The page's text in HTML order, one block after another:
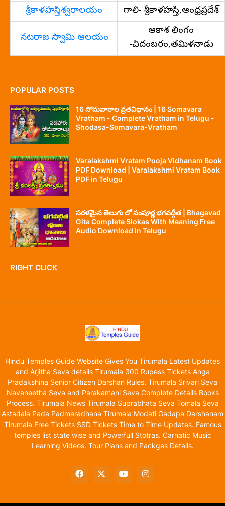
శ్రీకాళహస్తిశ్వరాలయం
గాలి- శ్రీకాళహస్తి,ఆంధ్రప్రదేశ్
నటరాజ స్వామి ఆలయం
ఆకాశ లింగం
-చిదంబరం,తమిళనాడు
POPULAR POSTS
16 సోమవారాల వ్రతవిధానం | 16 Somavara
Vratham - Complete Vratham in Telugu -
Shodasa-Somavara-Vratham
Varalakshmi Vratam Pooja Vidhanam Book
PDF Download | Varalakshmi Vratam Book
PDF in Telugu
సరళమైన తెలుగు లో సంపూర్ణ భగవద్గీత | Bhagavad
Gita Complete Slokas With Meaning Free
Audio Download in Telugu
RIGHT CLICK
Hindu Temples Guide Website Gives You Tirumala Latest Updates
and Arjitha Seva details Tirumala 300 Rupess Tickets Anga
Pradakshina Senior Citizen Darshan Rules, Tirumala Srivari Seva
Navaneetha Seva and Parakamani Seva Complete Details Books
Process. Tirumala News Tirumala Suprabhata Seva Tomala Seva
Astadala Pada Padmaradhana Tirumala Modati Gadapa Darshanam
Tirumala Free Tickets SSD Tickets Time to Time Updates. Famous
temples list state wise and Powerfull Stotras. Carnatic Music
Learning Videos. Tour Plans and Packges Details.